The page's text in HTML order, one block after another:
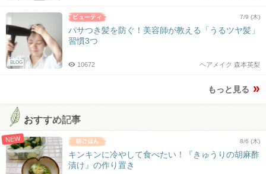
BLOG
7/9 (木)
パサつき髪を防ぐ！美容師が教える「うるツヤ髪」
習慣3つ
ヘアメイク 森本英梨
10672
もっと見る
おすすめ記事
NEW 8/6 (木)
キンキンに冷やして食べたい！『きゅうりの胡麻酢
漬け』の作り置き